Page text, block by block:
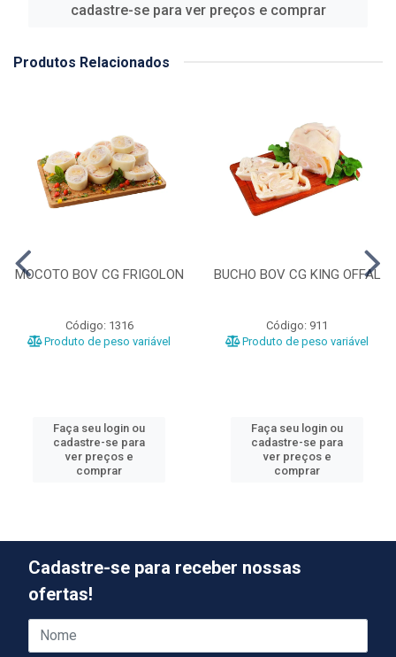
cadastre-se para ver preços e comprar
Produtos Relacionados
MOCOTO BOV CG FRIGOLON
Código: 1316
Produto de peso variável
Faça seu login ou
cadastre-se para
ver preços e
comprar
BUCHO BOV CG KING OFFAL
Código: 911
Produto de peso variável
Faça seu login ou
cadastre-se para
ver preços e
comprar
Cadastre-se para receber nossas
ofertas!